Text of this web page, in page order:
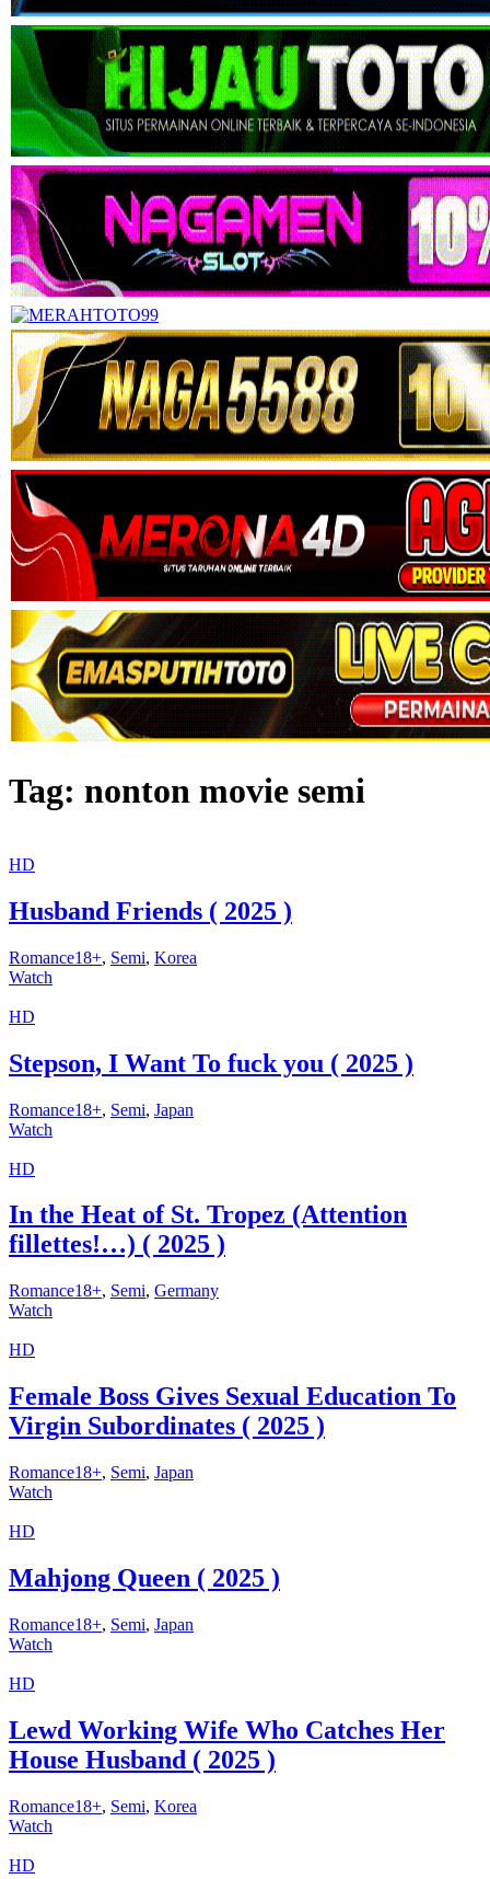
Tag: nonton movie semi
HD
Husband Friends ( 2025 )
Romance18+, Semi, Korea
Watch
HD
Stepson, I Want To fuck you ( 2025 )
Romance18+, Semi, Japan
Watch
HD
In the Heat of St. Tropez (Attention
fillettes!…) ( 2025 )
Romance18+, Semi, Germany
Watch
HD
Female Boss Gives Sexual Education To
Virgin Subordinates ( 2025 )
Romance18+, Semi, Japan
Watch
HD
Mahjong Queen ( 2025 )
Romance18+, Semi, Japan
Watch
HD
Lewd Working Wife Who Catches Her
House Husband ( 2025 )
Romance18+, Semi, Korea
Watch
HD